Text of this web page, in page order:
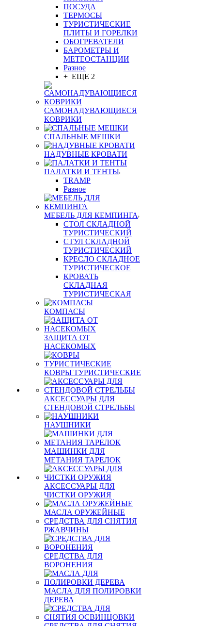
ПОСУДА
ТЕРМОСЫ
ТУРИСТИЧЕСКИЕ
ПЛИТЫ И ГОРЕЛКИ
ОБОГРЕВАТЕЛИ
БАРОМЕТРЫ И
МЕТЕОСТАНЦИИ
Разное
+ ЕЩЕ 2
САМОНАДУВАЮЩИЕСЯ
КОВРИКИ
СПАЛЬНЫЕ МЕШКИ
НАДУВНЫЕ КРОВАТИ
ПАЛАТКИ И ТЕНТЫ
TRAMP
Разное
МЕБЕЛЬ ДЛЯ КЕМПИНГА
СТОЛ СКЛАДНОЙ
ТУРИСТИЧЕСКИЙ
СТУЛ СКЛАДНОЙ
ТУРИСТИЧЕСКИЙ
КРЕСЛО СКЛАДНОЕ
ТУРИСТИЧЕСКОЕ
КРОВАТЬ
СКЛАДНАЯ
ТУРИСТИЧЕСКАЯ
КОМПАСЫ
ЗАЩИТА ОТ
НАСЕКОМЫХ
КОВРЫ ТУРИСТИЧЕСКИЕ
АКСЕССУАРЫ ДЛЯ
СТЕНДОВОЙ СТРЕЛЬБЫ
НАУШНИКИ
МАШИНКИ ДЛЯ
МЕТАНИЯ ТАРЕЛОК
АКСЕССУАРЫ ДЛЯ
ЧИСТКИ ОРУЖИЯ
МАСЛА ОРУЖЕЙНЫЕ
СРЕДСТВА ДЛЯ СНЯТИЯ
РЖАВЧИНЫ
СРЕДСТВА ДЛЯ
ВОРОНЕНИЯ
МАСЛА ДЛЯ ПОЛИРОВКИ
ДЕРЕВА